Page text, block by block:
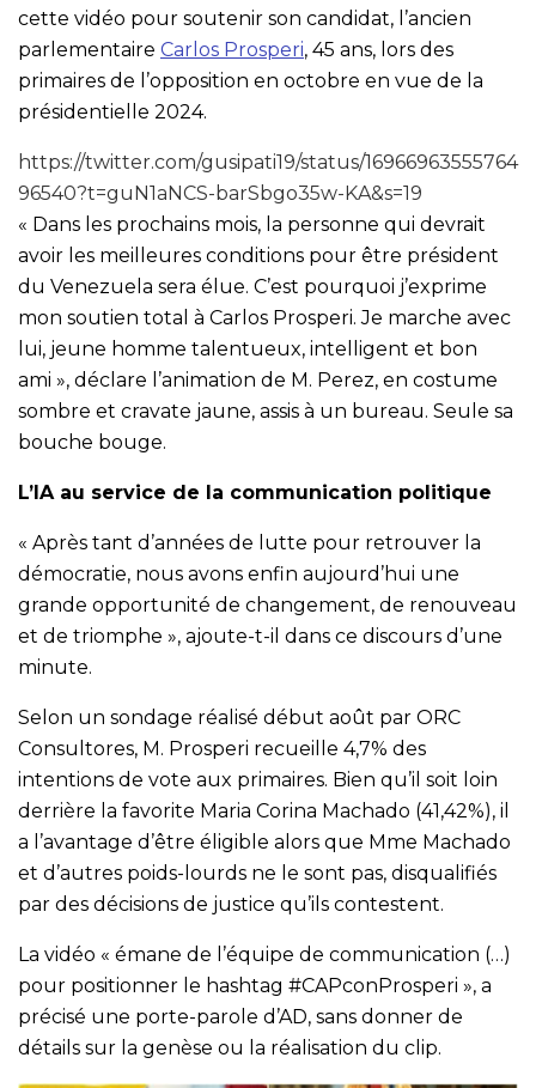
cette vidéo pour soutenir son candidat, l’ancien
parlementaire Carlos Prosperi, 45 ans, lors des
primaires de l’opposition en octobre en vue de la
présidentielle 2024.
https://twitter.com/gusipati19/status/16966963555764
96540?t=guN1aNCS-barSbgo35w-KA&s=19
« Dans les prochains mois, la personne qui devrait
avoir les meilleures conditions pour être président
du Venezuela sera élue. C’est pourquoi j’exprime
mon soutien total à Carlos Prosperi. Je marche avec
lui, jeune homme talentueux, intelligent et bon
ami », déclare l’animation de M. Perez, en costume
sombre et cravate jaune, assis à un bureau. Seule sa
bouche bouge.
L’IA au service de la communication politique
« Après tant d’années de lutte pour retrouver la
démocratie, nous avons enfin aujourd’hui une
grande opportunité de changement, de renouveau
et de triomphe », ajoute-t-il dans ce discours d’une
minute.
Selon un sondage réalisé début août par ORC
Consultores, M. Prosperi recueille 4,7% des
intentions de vote aux primaires. Bien qu’il soit loin
derrière la favorite Maria Corina Machado (41,42%), il
a l’avantage d’être éligible alors que Mme Machado
et d’autres poids-lourds ne le sont pas, disqualifiés
par des décisions de justice qu’ils contestent.
La vidéo « émane de l’équipe de communication (…)
pour positionner le hashtag #CAPconProsperi », a
précisé une porte-parole d’AD, sans donner de
détails sur la genèse ou la réalisation du clip.